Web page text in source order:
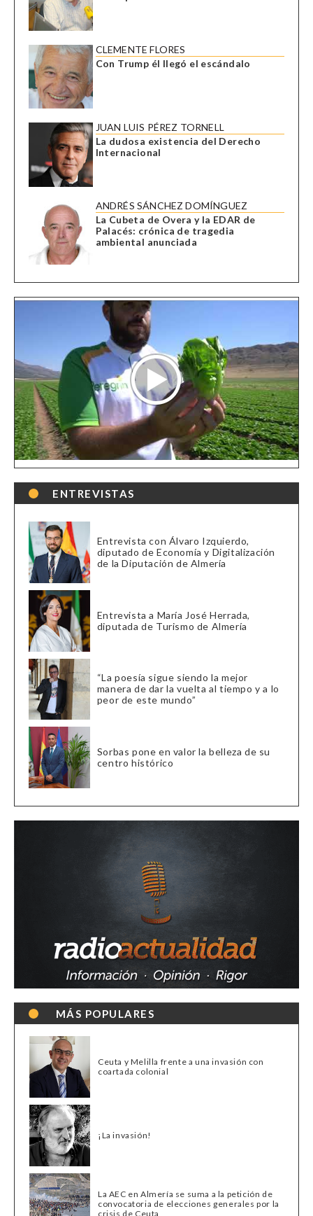
CLEMENTE FLORES
Con Trump él llegó el escándalo
JUAN LUIS PÉREZ TORNELL
La dudosa existencia del Derecho
Internacional
ANDRÉS SÁNCHEZ DOMÍNGUEZ
La Cubeta de Overa y la EDAR de
Palacés: crónica de tragedia
ambiental anunciada
ENTREVISTAS
Entrevista con Álvaro Izquierdo,
diputado de Economía y Digitalización
de la Diputación de Almería
Entrevista a María José Herrada,
diputada de Turismo de Almería
“La poesía sigue siendo la mejor
manera de dar la vuelta al tiempo y a lo
peor de este mundo”
Sorbas pone en valor la belleza de su
centro histórico
MÁS POPULARES
Ceuta y Melilla frente a una invasión con
coartada colonial
¡La invasión!
La AEC en Almería se suma a la petición de
convocatoria de elecciones generales por la
crisis de Ceuta